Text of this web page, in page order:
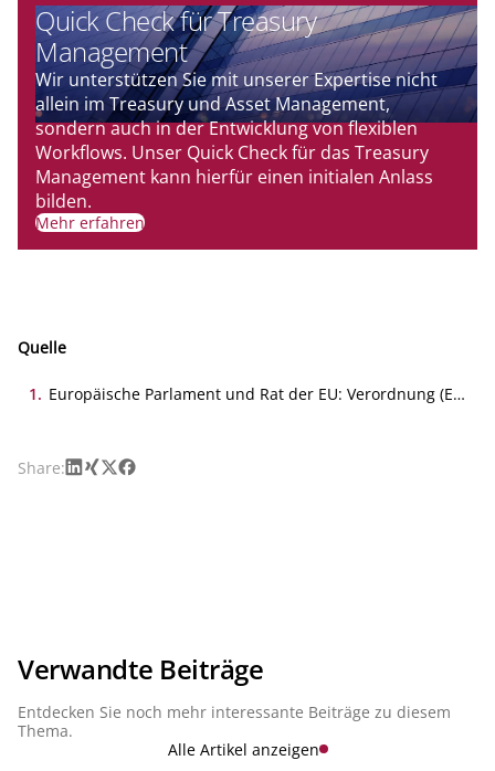
Quick Check für Treasury
Management
Wir unterstützen Sie mit unserer Expertise nicht
allein im Treasury und Asset Management,
sondern auch in der Entwicklung von flexiblen
Workflows. Unser Quick Check für das Treasury
Management kann hierfür einen initialen Anlass
bilden.
Mehr erfahren
Quelle
1. Europäische Parlament und Rat der EU: Verordnung (EU)
Share:LinkedIn
Xing
X Facebook
Verwandte Beiträge
Entdecken Sie noch mehr interessante Beiträge zu diesem
Thema.
Alle Artikel anzeigen